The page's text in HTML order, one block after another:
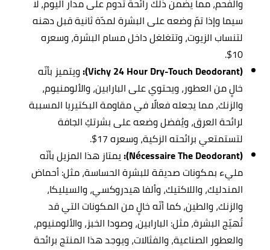
والفحم، مما يضمن ذلك رائحة تدوم على مدار اليوم، لا
سيما وإذا تمّ وضعه على البشرة لمدّة ثانية قبل دهنه
لتنساب الزيوت، وتتغلغل داخل مسام البشرة، وسعره
10$.
(Vichy 24 Hour Dry-Touch Deodorant):
ويتميز بأنّه
خالٍ من العطور، ويحتوي على البارابين، والألومنيوم،
والزنك، مما يجعله فعالًا في مقاومة البكتيريا المسببة
لرائحة العرق، ويُفضل وضعه على بشرتكِ الجافة
لتستمتعي برائحته الزكية، وسعره 17$.
(Nécessaire The Deodorant):
يمتاز هذا المزيل بأنّه
مليء بمكونات صديقة للبشرة الحساسة، مثل: أحماض
المندليك، واللاكتيك، وألفا هيدروكسي، والسيليكا،
والزنك، والطين، كما أنّه خالٍ من المكونات التي قد
تُهيّج البشرة، مثل: البارابين، وصودا الخبز، والألومنيوم،
والعطور الصناعية، والفثالات، ويوجد هذا المنتج برائحة